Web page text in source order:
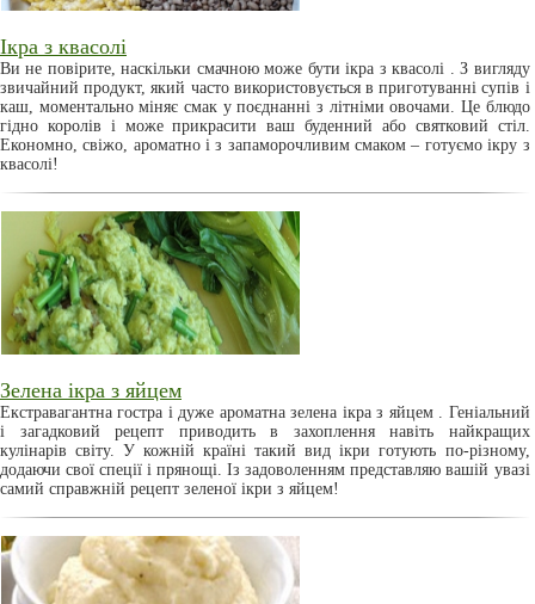
Ікра з квасолі
Ви не повірите, наскільки смачною може бути ікра з квасолі . З вигляду
звичайний продукт, який часто використовується в приготуванні супів і
каш, моментально міняє смак у поєднанні з літніми овочами. Це блюдо
гідно королів і може прикрасити ваш буденний або святковий стіл.
Економно, свіжо, ароматно і з запаморочливим смаком – готуємо ікру з
квасолі!
Зелена ікра з яйцем
Екстравагантна гостра і дуже ароматна зелена ікра з яйцем . Геніальний
і загадковий рецепт приводить в захоплення навіть найкращих
кулінарів світу. У кожній країні такий вид ікри готують по-різному,
додаючи свої спеції і прянощі. Із задоволенням представляю вашій увазі
самий справжній рецепт зеленої ікри з яйцем!